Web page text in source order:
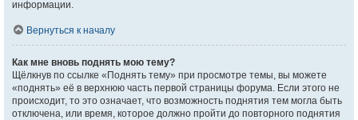
информации.
Вернуться к началу
Как мне вновь поднять мою тему?
Щёлкнув по ссылке «Поднять тему» при просмотре темы, вы можете
«поднять» её в верхнюю часть первой страницы форума. Если этого не
происходит, то это означает, что возможность поднятия тем могла быть
отключена, или время, которое должно пройти до повторного поднятия